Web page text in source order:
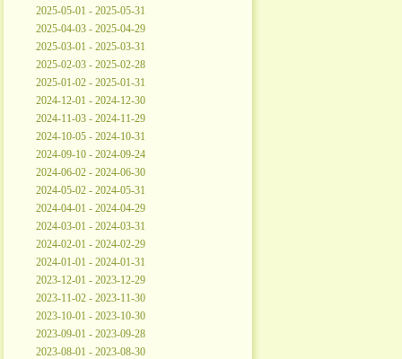
2025-05-01 - 2025-05-31
2025-04-03 - 2025-04-29
2025-03-01 - 2025-03-31
2025-02-03 - 2025-02-28
2025-01-02 - 2025-01-31
2024-12-01 - 2024-12-30
2024-11-03 - 2024-11-29
2024-10-05 - 2024-10-31
2024-09-10 - 2024-09-24
2024-06-02 - 2024-06-30
2024-05-02 - 2024-05-31
2024-04-01 - 2024-04-29
2024-03-01 - 2024-03-31
2024-02-01 - 2024-02-29
2024-01-01 - 2024-01-31
2023-12-01 - 2023-12-29
2023-11-02 - 2023-11-30
2023-10-01 - 2023-10-30
2023-09-01 - 2023-09-28
2023-08-01 - 2023-08-30